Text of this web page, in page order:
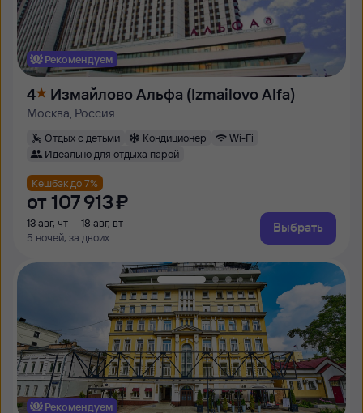
Рекомендуем
4 Измайлово Альфа (Izmailovo Alfa)
Москва, Россия
Отдых с детьми Кондиционер
Wi-Fi
Идеально для отдыха парой
Кешбэк до 7%
от 107 ⁠913 ⁠₽
13 авг, чт — 18 авг, вт
5 ночей, за двоих
Выбрать
Рекомендуем